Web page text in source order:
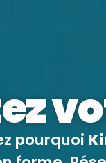
pourquoi